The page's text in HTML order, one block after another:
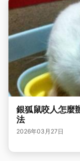
銀狐鼠咬人怎麼
法
2026年03月27日